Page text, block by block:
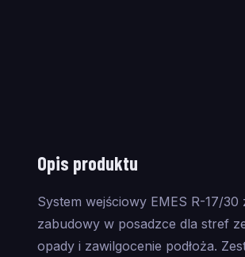
Opis produktu
System wejściowy EMES R-17/
zabudowy w posadzce dla stref
opady i zawilgocenie podłoża.